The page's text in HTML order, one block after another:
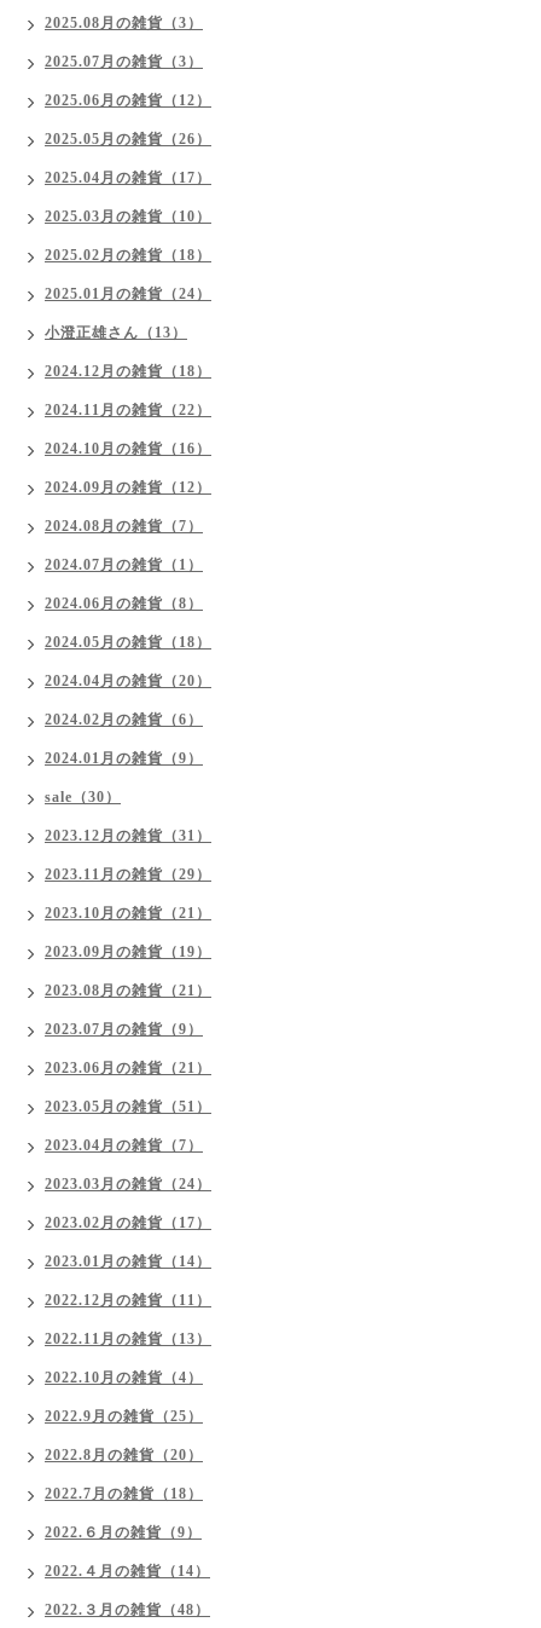
2025.08月の雑貨（3）
2025.07月の雑貨（3）
2025.06月の雑貨（12）
2025.05月の雑貨（26）
2025.04月の雑貨（17）
2025.03月の雑貨（10）
2025.02月の雑貨（18）
2025.01月の雑貨（24）
小澄正雄さん（13）
2024.12月の雑貨（18）
2024.11月の雑貨（22）
2024.10月の雑貨（16）
2024.09月の雑貨（12）
2024.08月の雑貨（7）
2024.07月の雑貨（1）
2024.06月の雑貨（8）
2024.05月の雑貨（18）
2024.04月の雑貨（20）
2024.02月の雑貨（6）
2024.01月の雑貨（9）
sale（30）
2023.12月の雑貨（31）
2023.11月の雑貨（29）
2023.10月の雑貨（21）
2023.09月の雑貨（19）
2023.08月の雑貨（21）
2023.07月の雑貨（9）
2023.06月の雑貨（21）
2023.05月の雑貨（51）
2023.04月の雑貨（7）
2023.03月の雑貨（24）
2023.02月の雑貨（17）
2023.01月の雑貨（14）
2022.12月の雑貨（11）
2022.11月の雑貨（13）
2022.10月の雑貨（4）
2022.9月の雑貨（25）
2022.8月の雑貨（20）
2022.7月の雑貨（18）
2022.６月の雑貨（9）
2022.４月の雑貨（14）
2022.３月の雑貨（48）